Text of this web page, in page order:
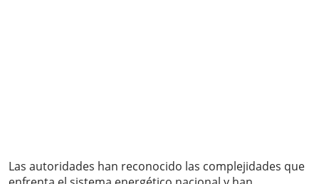
Las autoridades han reconocido las complejidades que